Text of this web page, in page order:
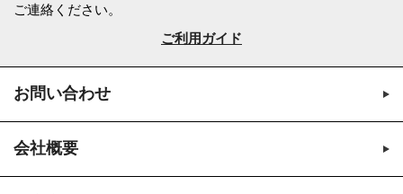
ご連絡ください。
ご利用ガイド
お問い合わせ
会社概要